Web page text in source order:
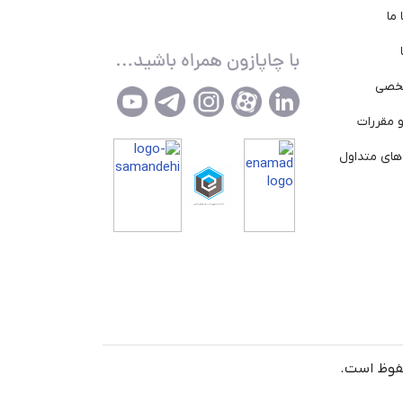
ما
مقررات
متداول
است.